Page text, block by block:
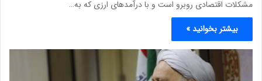
مشکلات اقتصادی روبرو است و با درآمدهای ارزی که به…
بیشتر بخوانید »